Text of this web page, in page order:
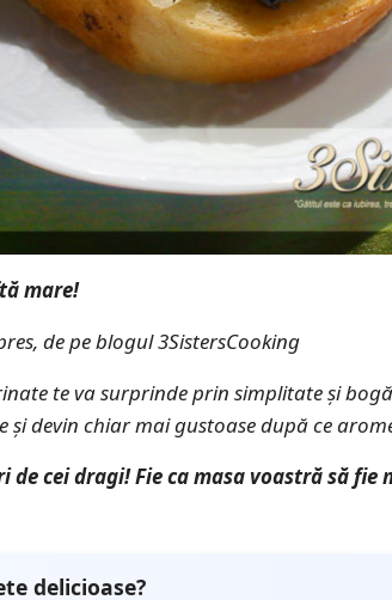
mare!
de pe blogul 3SistersCooking
te va surprinde prin simplitate și
și devin chiar mai gustoase după ce
cei dragi! Fie ca masa voastră să fie
delicioase?